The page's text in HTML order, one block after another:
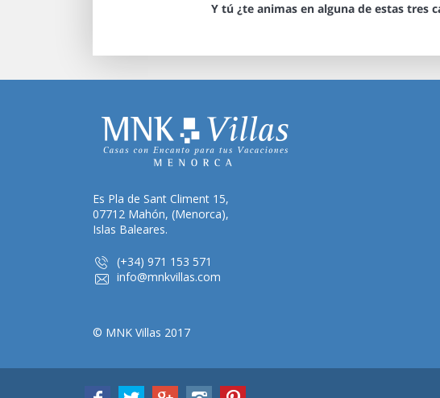
Y tú ¿te animas en alguna de estas tres
Es Pla de Sant Climent 15,
07712 Mahón, (Menorca),
Islas Baleares.
(+34) 971 153 571
info@mnkvillas.com
© MNK Villas 2017